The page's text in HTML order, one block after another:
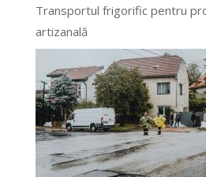
Transportul frigorific pentru
artizanală